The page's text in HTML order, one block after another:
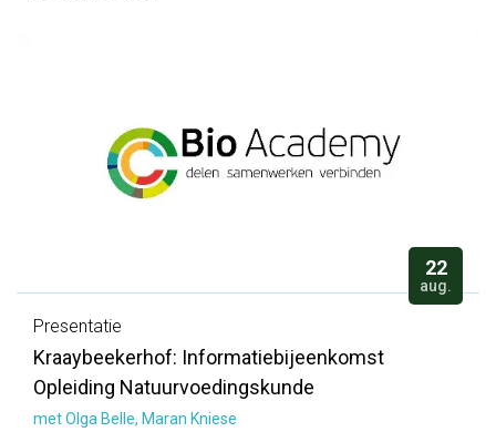
22
aug.
Presentatie
Kraaybeekerhof: Informatiebijeenkomst
Opleiding Natuurvoedingskunde
met Olga Belle, Maran Kniese